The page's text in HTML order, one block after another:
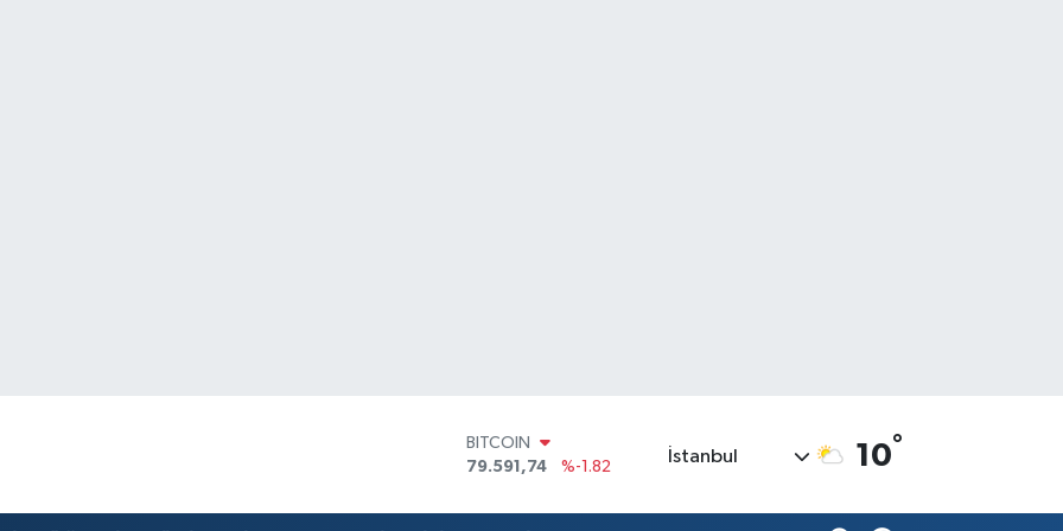
45,43620
İstanbul 10°